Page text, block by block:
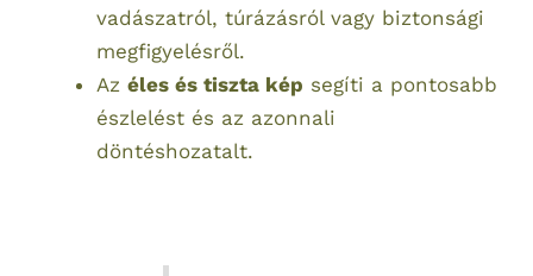
vadászatról, túrázásról vagy biztonsági
megfigyelésről.
Az éles és tiszta kép segíti a pontosabb
észlelést és az azonnali
döntéshozatalt.